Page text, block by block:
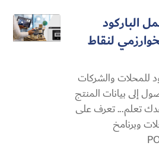
الباركود
لنقاط
للمحلات والشركات
إلى بيانات المنتج
تعلم... تعرف على
وبرنامخ